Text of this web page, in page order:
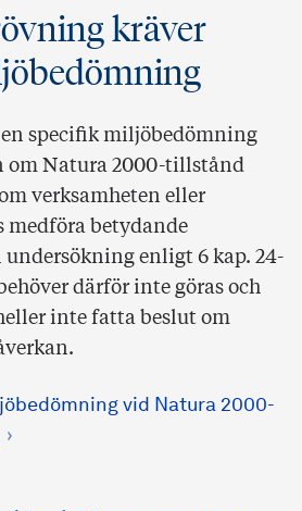
kräver
en specifik miljöbedömning
om Natura 2000-tillstånd
verksamheten eller
medföra betydande
enligt 6 kap. 24-
därför inte göras och
inte fatta beslut om
vid Natura 2000-